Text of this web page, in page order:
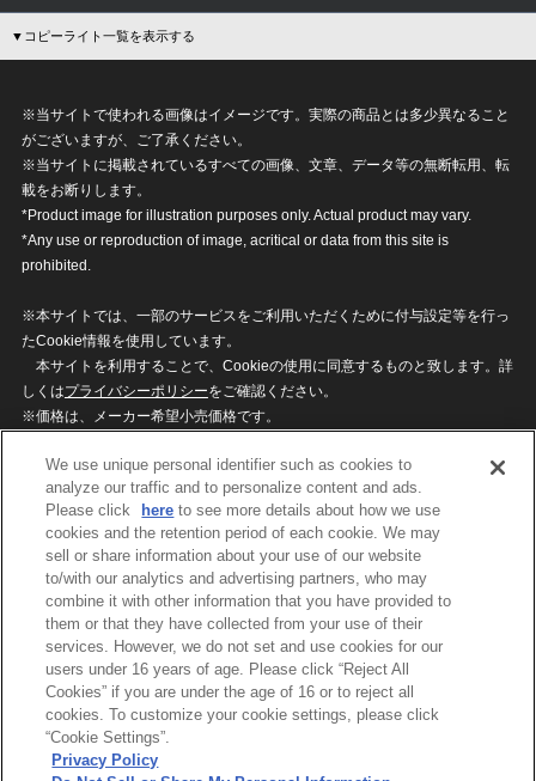
▼コピーライト一覧を表示する
※当サイトで使われる画像はイメージです。実際の商品とは多少異なること
がございますが、ご了承ください。
※当サイトに掲載されているすべての画像、文章、データ等の無断転用、転
載をお断りします。
*Product image for illustration purposes only. Actual product may vary.
*Any use or reproduction of image, acritical or data from this site is
prohibited.
※本サイトでは、一部のサービスをご利用いただくために付与設定等を行っ
たCookie情報を使用しています。
本サイトを利用することで、Cookieの使用に同意するものと致します。詳
しくはプライバシーポリシーをご確認ください。
※価格は、メーカー希望小売価格です。
ざいますのでご了承ください。
privacypolicy
Do Not Sell or Share My
Personal Information
ウェブサイトご利用条件
ソーシャルメディアポリシー
個人情報保護方針
お問い合わせ
©BANDAI
We use unique personal identifier such as cookies to
analyze our traffic and to personalize content and ads.
Please click
here to see more details about how we use
cookies and the retention period of each cookie. We may
sell or share information about your use of our website
to/with our analytics and advertising partners, who may
combine it with other information that you have provided to
them or that they have collected from your use of their
services. However, we do not set and use cookies for our
users under 16 years of age. Please click “Reject All
Cookies” if you are under the age of 16 or to reject all
cookies. To customize your cookie settings, please click
“Cookie Settings”.
Privacy Policy